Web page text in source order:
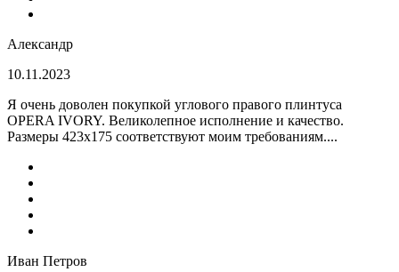
Александр
10.11.2023
Я очень доволен покупкой углового правого плинтуса
OPERA IVORY. Великолепное исполнение и качество.
Размеры 423х175 соответствуют моим требованиям....
Иван Петров